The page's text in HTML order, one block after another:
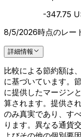
-347.75
8/5/2026時点のレー
詳細情報
比較による節約額は
に基づいています。
に提供したマージン
算されます。提供さ
のみ真実であり、す
ります。異なる通貨